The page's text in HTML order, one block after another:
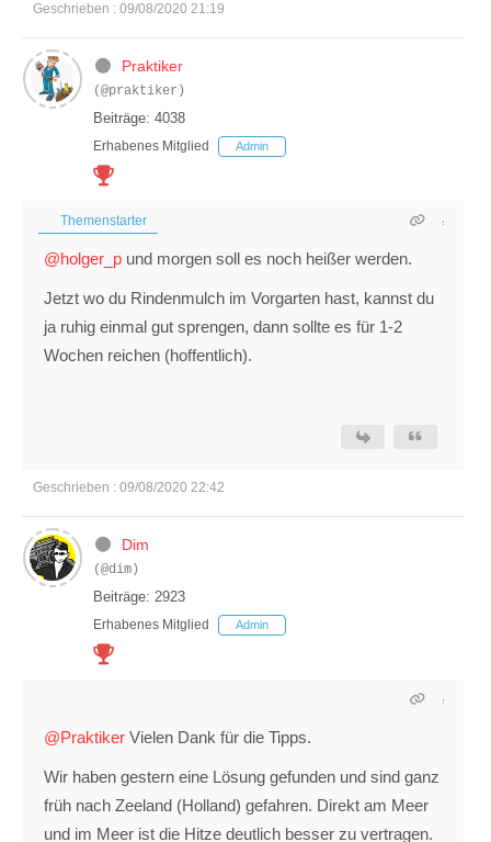
Geschrieben : 09/08/2020 21:19
Praktiker
(@praktiker)
Beiträge: 4038
Erhabenes Mitglied Admin
Themenstarter
@holger_p und morgen soll es noch heißer werden.
Jetzt wo du Rindenmulch im Vorgarten hast, kannst du
ja ruhig einmal gut sprengen, dann sollte es für 1-2
Wochen reichen (hoffentlich).
Geschrieben : 09/08/2020 22:42
Dim
(@dim)
Beiträge: 2923
Erhabenes Mitglied Admin
@Praktiker Vielen Dank für die Tipps.
Wir haben gestern eine Lösung gefunden und sind ganz
früh nach Zeeland (Holland) gefahren. Direkt am Meer
und im Meer ist die Hitze deutlich besser zu vertragen.